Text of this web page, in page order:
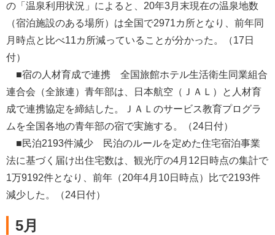
の「温泉利用状況」によると、20年3月末現在の温泉地数
（宿泊施設のある場所）は全国で2971カ所となり、前年同
月時点と比べ11カ所減っていることが分かった。（17日
付）
■宿の人材育成で連携 全国旅館ホテル生活衛生同業組合
連合会（全旅連）青年部は、日本航空（ＪＡＬ）と人材育
成で連携協定を締結した。ＪＡＬのサービス教育プログラ
ムを全国各地の青年部の宿で実施する。（24日付）
■民泊2193件減少 民泊のルールを定めた住宅宿泊事業
法に基づく届け出住宅数は、観光庁の4月12日時点の集計で
1万9192件となり、前年（20年4月10日時点）比で2193件
減少した。（24日付）
5月